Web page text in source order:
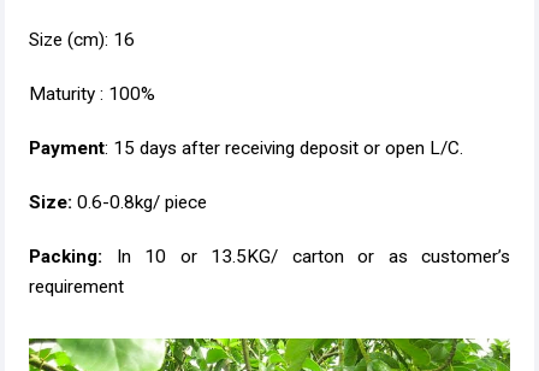
Size (cm): 16
Maturity : 100%
Payment: 15 days after receiving deposit or open L/C.
Size: 0.6-0.8kg/ piece
Packing:
In 10 or 13.5KG/ carton or as customer’s
requirement